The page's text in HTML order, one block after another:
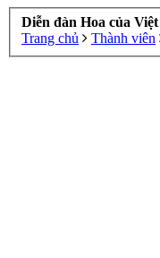
Diễn đàn Hoa của
Trang chủ
Thành viên